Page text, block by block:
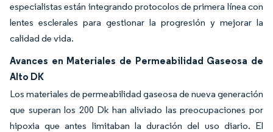
especialistas están integrando protocolos de primera línea con
lentes esclerales para gestionar la progresión y mejorar la
calidad de vida.
Avances en Materiales de Permeabilidad Gaseosa de
Alto DK
Los materiales de permeabilidad gaseosa de nueva generación
que superan los 200 Dk han aliviado las preocupaciones por
hipoxia que antes limitaban la duración del uso diario. El